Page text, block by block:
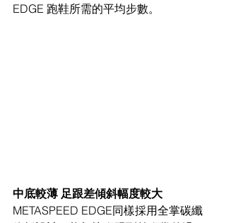
EDGE 跑鞋所需的平均步數。
中底較薄 足跟差傾斜幅度較大
METASPEED EDGE同樣採用全掌碳纖